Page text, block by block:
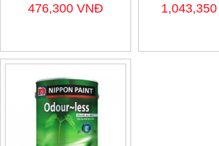
476,300 VNĐ